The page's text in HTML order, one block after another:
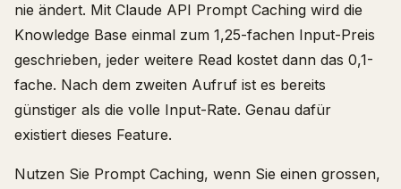
nie ändert. Mit Claude API Prompt Caching wird die
Knowledge Base einmal zum 1,25-fachen Input-Preis
geschrieben, jeder weitere Read kostet dann das 0,1-
fache. Nach dem zweiten Aufruf ist es bereits
günstiger als die volle Input-Rate. Genau dafür
existiert dieses Feature.
Nutzen Sie Prompt Caching, wenn Sie einen grossen,